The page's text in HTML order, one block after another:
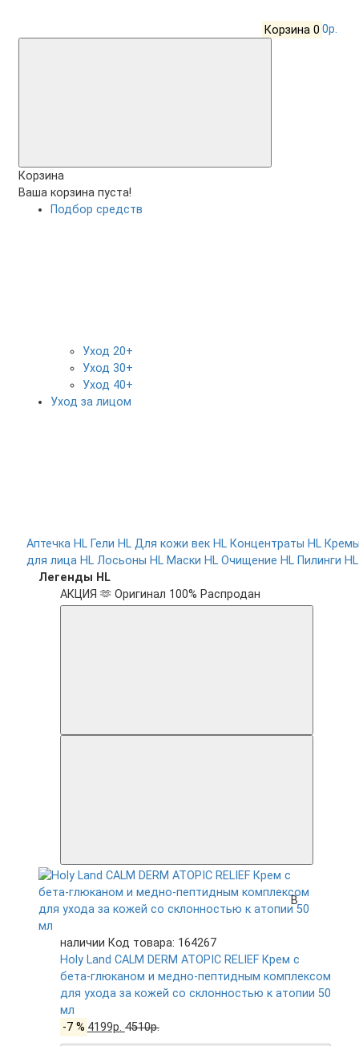
Корзина 0 0р.
Корзина
Ваша корзина пуста!
Подбор средств
Уход 20+
Уход 30+
Уход 40+
Уход за лицом
Аптечка HL Гели HL Для кожи век HL Концентраты HL
для лица HL Лосьоны HL Маски HL Очищение HL Пилинги HL
Легенды HL
АКЦИЯ 🫶 Оригинал 100% Распродан
В
наличии Код товара: 164267
Holy Land CALM DERM ATOPIC RELIEF Крем с
бета-глюканом и медно-пептидным комплексом
для ухода за кожей со склонностью к атопии 50
мл
-7 % 4199р.4510р.